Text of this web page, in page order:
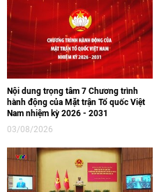
Nội dung trọng tâm 7 Chương trình
hành động của Mặt trận Tổ quốc Việt
Nam nhiệm kỳ 2026 - 2031
03/08/2026